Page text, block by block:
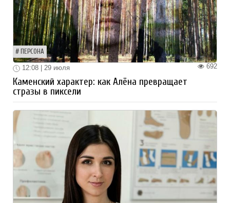
ПЕРСОНА
692
12:08 | 29 июля
Каменский характер: как Алёна превращает
стразы в пиксели